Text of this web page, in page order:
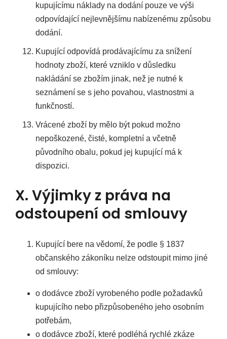
kupujícímu náklady na dodání pouze ve výši
odpovídající nejlevnějšímu nabízenému způsobu
dodání.
Kupující odpovídá prodávajícímu za snížení
hodnoty zboží, které vzniklo v důsledku
nakládání se zbožím jinak, než je nutné k
seznámení se s jeho povahou, vlastnostmi a
funkčností.
Vrácené zboží by mělo být pokud možno
nepoškozené, čisté, kompletní a včetně
původního obalu, pokud jej kupující má k
dispozici.
X. Výjimky z práva na
odstoupení od smlouvy
Kupující bere na vědomí, že podle § 1837
občanského zákoníku nelze odstoupit mimo jiné
od smlouvy:
o dodávce zboží vyrobeného podle požadavků
kupujícího nebo přizpůsobeného jeho osobním
potřebám,
o dodávce zboží, které podléhá rychlé zkáze